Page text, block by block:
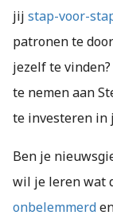
jij stap-voor-
patronen te
jezelf te
te nemen aan
te investeren in
Ben je
wil je leren wat
onbelemmerd